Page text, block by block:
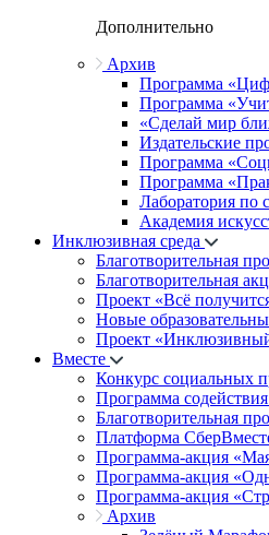
Дополнительно
Архив
Программа
Программа
«Сделай мир
Издательские
Программа
Программа
Лаборатория по
Академия
Инклюзивная среда
Благотворительная
Благотворительная
Проект «Всё
Новые
Проект
Вместе
Конкурс социальных
Программа
Благотворительная
Платформа
Программа-акция
Программа-акция
Программа-акция
Архив